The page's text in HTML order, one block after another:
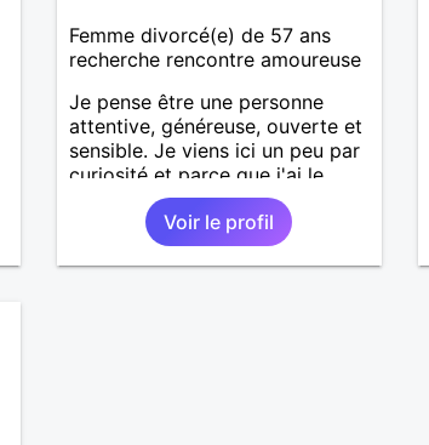
Femme divorcé(e) de 57 ans
recherche rencontre amoureuse
Je pense être une personne
attentive, généreuse, ouverte et
sensible. Je viens ici un peu par
curiosité et parce que j'ai le
sentiment que de temps en
temps, le destin à besoin d'un
petit coup de pouce!
Voir le profil